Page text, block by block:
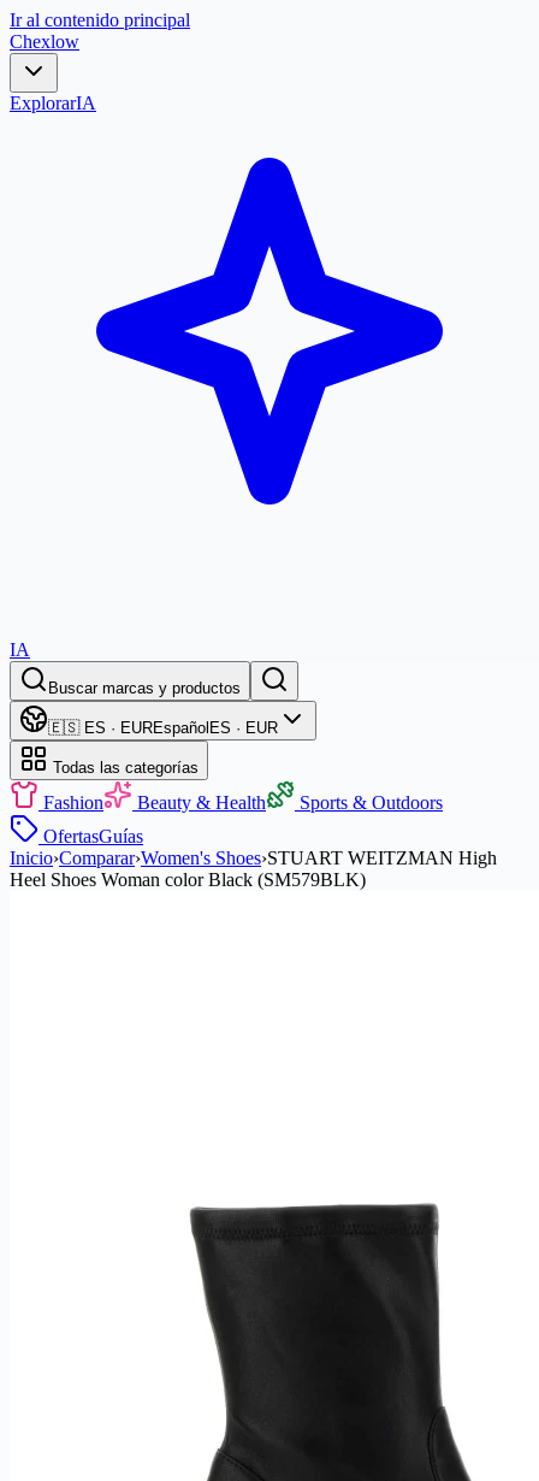
Ir al contenido principal
Chexlow
ExplorarIA
IA
Buscar marcas y productos
🇪🇸 ES · EUREspañol ES · EUR
Todas las categorías
Fashion Beauty & Health
Sports & Outdoors
OfertasGuías
Inicio›Comparar›Women's Shoes›STUART WEITZMAN High
Heel Shoes Woman color Black (SM579BLK)